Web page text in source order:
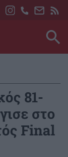
81-
στο
Final